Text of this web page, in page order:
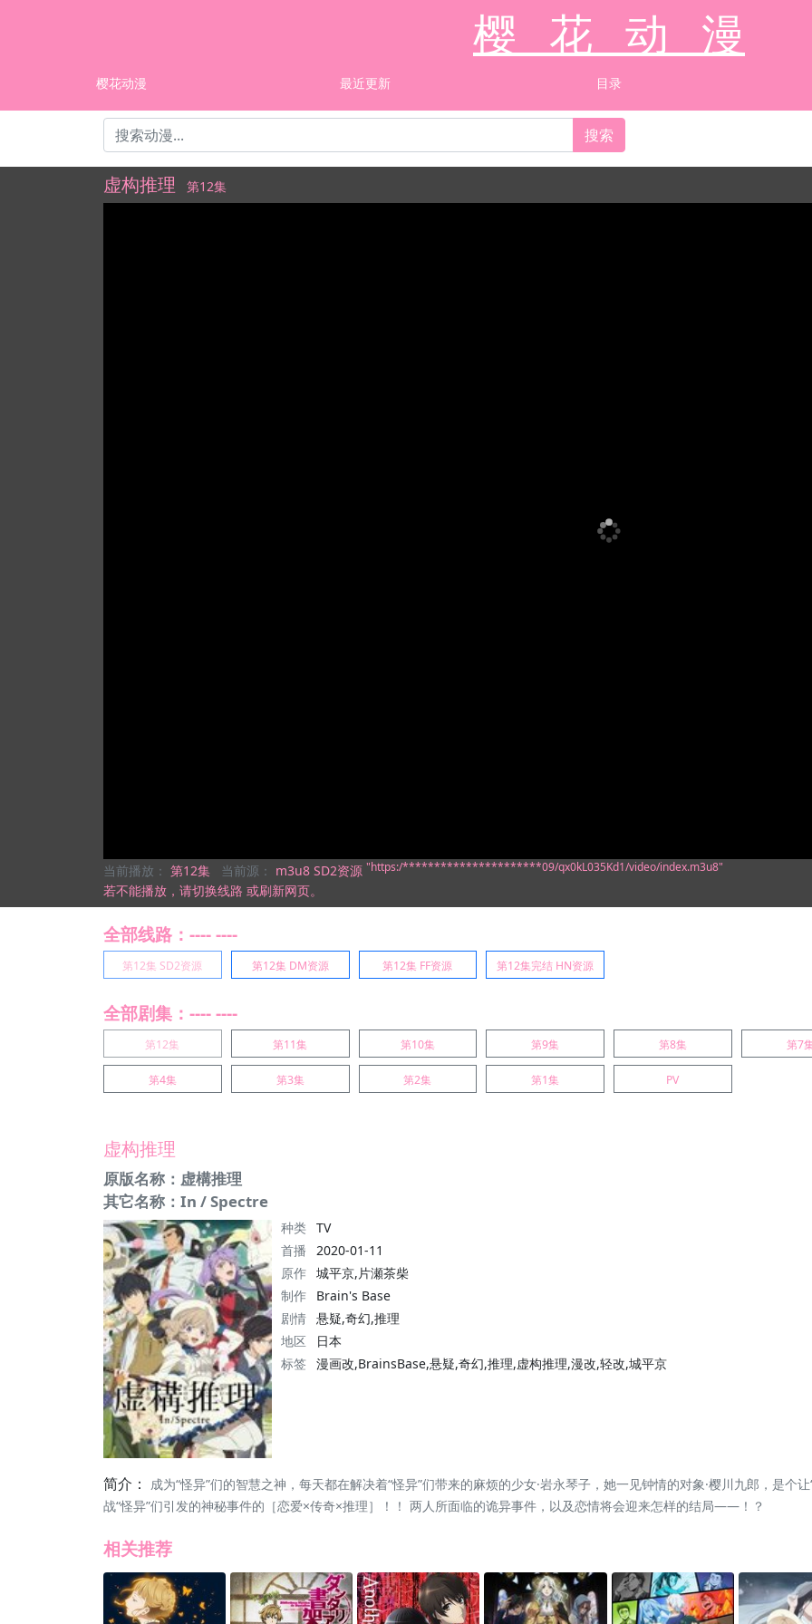
樱 花 动 漫
樱花动漫 最近更新 目录
搜索
虚构推理 第12集
当前播放： 第12集 当前源： m3u8 SD2资源 "https:/**********************09/qx0kL035Kd1/video/index.m3u8"
若不能播放， 请切换线路 或刷新网页。
全部线路：---- ----
第12集 SD2资源 第12集 DM资源 第12集 FF资源 第12集完结 HN资源
全部剧集：---- ----
第12集 第11集 第10集 第9集 第8集 第7
第4集 第3集 第2集 第1集 PV
虚构推理
原版名称：虚構推理
其它名称：In / Spectre
种类 TV
首播
2020-01-11
原作 城平京,片瀬茶柴
制作
Brain's Base
剧情 悬疑,奇幻,推理
地区
日本
标签
漫画改,BrainsBase,悬疑,奇幻,推理,虚构推理,漫改,轻改,城平京
简介：
成为“怪异”们的智慧之神，每天都在解决着“怪异”们带来的麻烦的少女·岩永琴子，她一见钟情的对象·樱川九郎，是个
战“怪异”们引发的神秘事件的［恋爱×传奇×推理］！！ 两人所面临的诡异事件，以及恋情将会迎来怎样的结局——！？
相关推荐